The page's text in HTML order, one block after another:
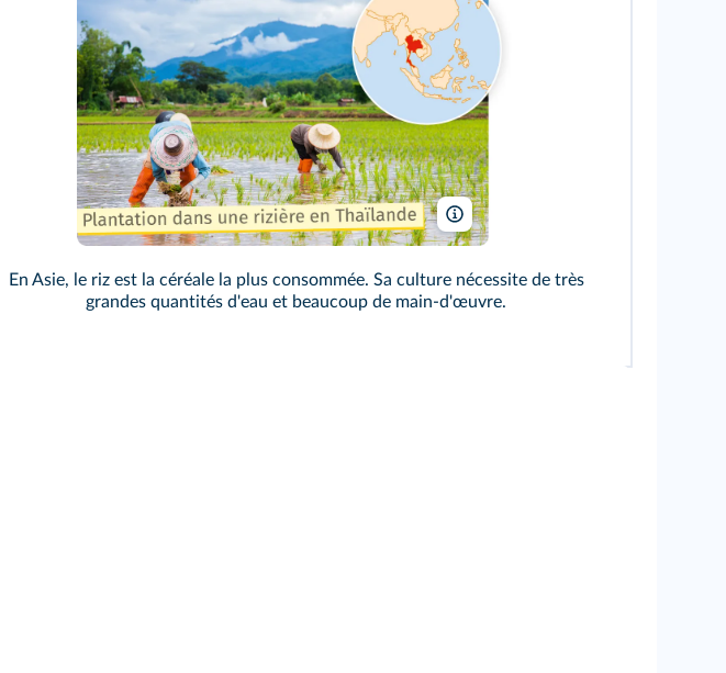
konmesa/Shutterstock
En Asie, le riz est la céréale la plus consommée. Sa culture nécessite de très
grandes quantités d'eau et beaucoup de main-d'œuvre.